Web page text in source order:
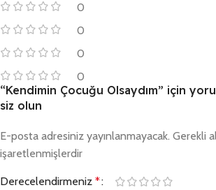
0
0
0
0
“Kendimin Çocuğu Olsaydım” için
siz olun
E-posta adresiniz yayınlanmayacak. Gerekli
işaretlenmişlerdir
Derecelendirmeniz *